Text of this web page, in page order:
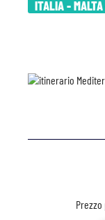
ITALIA -